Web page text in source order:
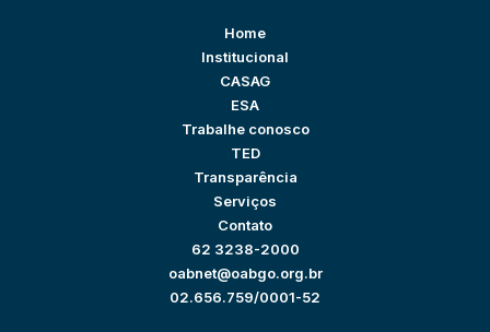
Home
Institucional
CASAG
ESA
Trabalhe conosco
TED
Transparência
Serviços
Contato
62 3238-2000
oabnet@oabgo.org.br
02.656.759/0001-52